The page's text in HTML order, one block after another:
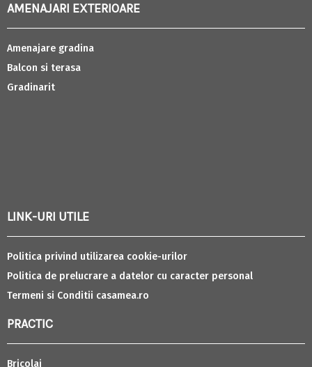
AMENAJARI EXTERIOARE
Amenajare gradina
Balcon si terasa
Gradinarit
LINK-URI UTILE
Politica privind utilizarea cookie-urilor
Politica de prelucrare a datelor cu caracter personal
Termeni si Conditii casamea.ro
PRACTIC
Bricolaj